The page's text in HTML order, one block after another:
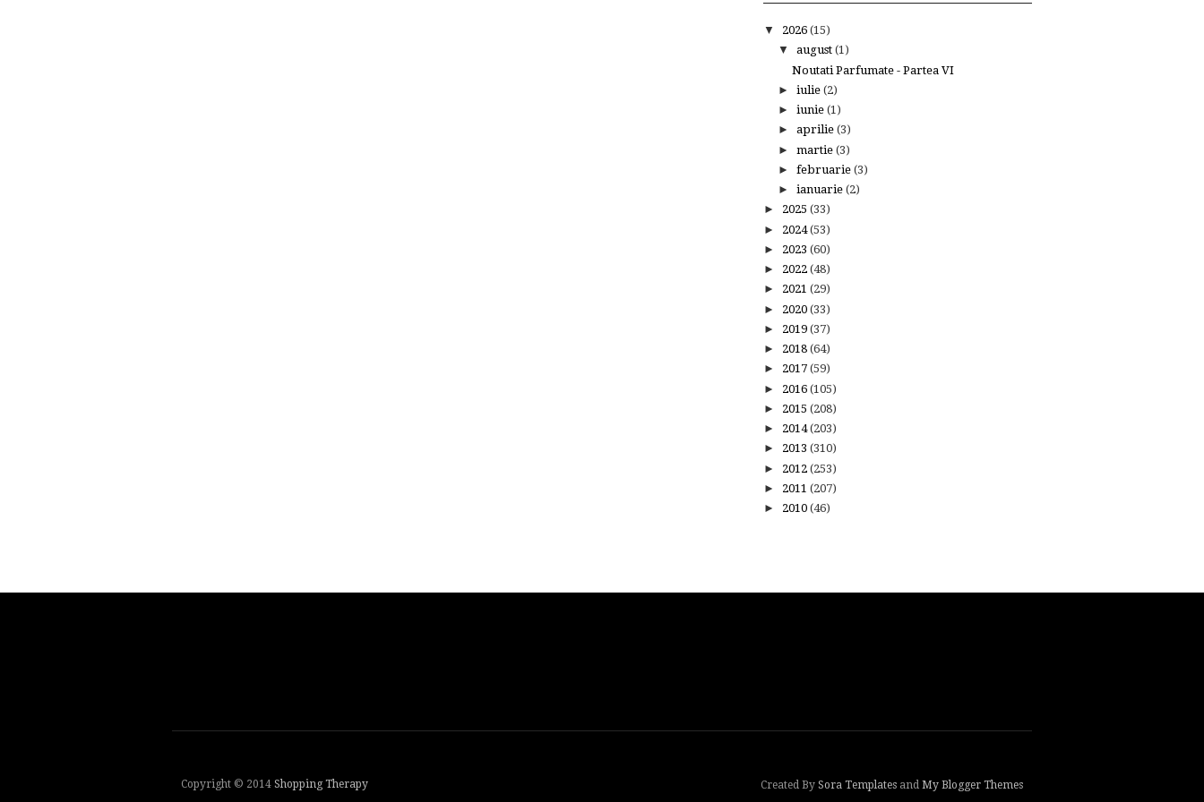
▼ 2026 (15)
▼ august (1)
Noutati Parfumate - Partea VI
► iulie (2)
► iunie (1)
► aprilie (3)
► martie (3)
► februarie (3)
► ianuarie (2)
► 2025 (33)
► 2024(53)
► 2023 (60)
► 2022 (48)
► 2021 (29)
► 2020 (33)
► 2019 (37)
► 2018 (64)
► 2017 (59)
► 2016 (105)
► 2015 (208)
► 2014(203)
► 2013 (310)
► 2012 (253)
► 2011 (207)
► 2010 (46)
Copyright © 2014 Shopping Therapy Created By Sora Templates and My Blogger Themes